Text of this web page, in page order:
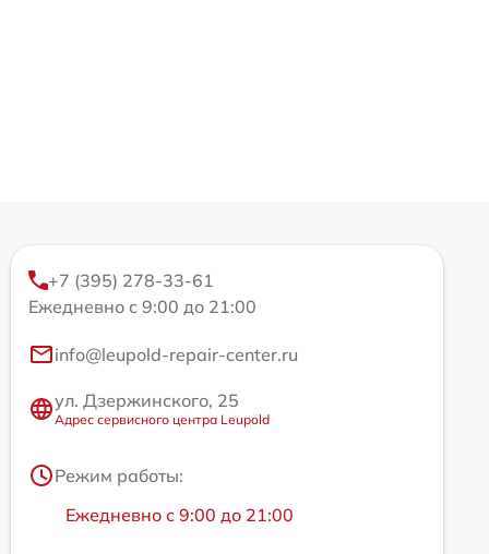
+7 (395) 278-33-61
Ежедневно с 9:00 до 21:00
info@leupold-repair-center.ru
ул. Дзержинского, 25
Адрес сервисного центра Leupold
Режим работы:
Ежедневно с 9:00 до 21:00